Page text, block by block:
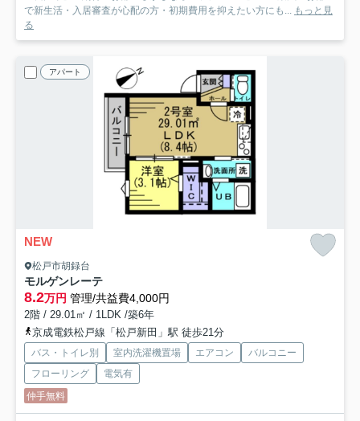
で新生活・入居審査が心配の方・初期費用を抑えたい方にも... もっと見
る
アパート
NEW
松戸市胡録台
モルゲンレーテ
8.2万円 管理/共益費4,000円
2階 / 29.01㎡ / 1LDK /築6年
京成電鉄松戸線「松戸新田」駅 徒歩21分
バス・トイレ別 室内洗濯機置場 エアコン
バルコニー
フローリング
電気有
仲手無料